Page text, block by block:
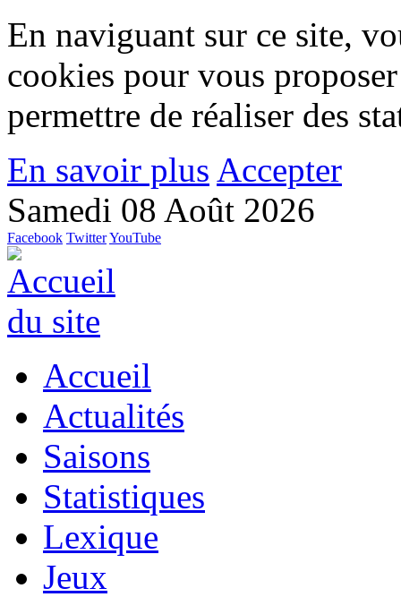
En naviguant sur ce site,
cookies pour vous
permettre de réaliser des
En savoir plus Accepter
Samedi 08 Août 2026
Facebook TwitterYouTube
Accueil
Actualités
Saisons
Statistiques
Lexique
Jeux